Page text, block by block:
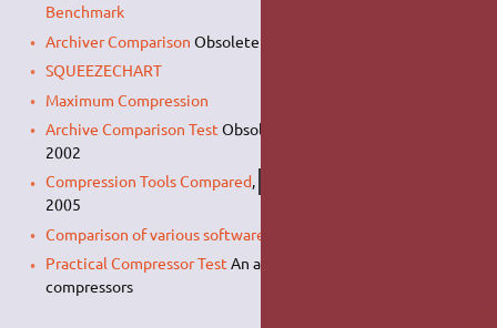
Benchmark
Archiver Comparison Obsolete benchmark from year 2004
SQUEEZECHART
Maximum Compression
Archive Comparison Test Obsolete benchmark from year
2002
Compression Tools Compared,
2005
Comparison of various softwares of compression (french)
Practical Compressor Test An article from 2007 comparing 6
compressors